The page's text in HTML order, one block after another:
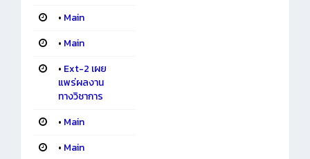
• Main
• Main
• Ext-2 เผย
แพร่ผลงาน
ทางวิชาการ
• Main
• Main